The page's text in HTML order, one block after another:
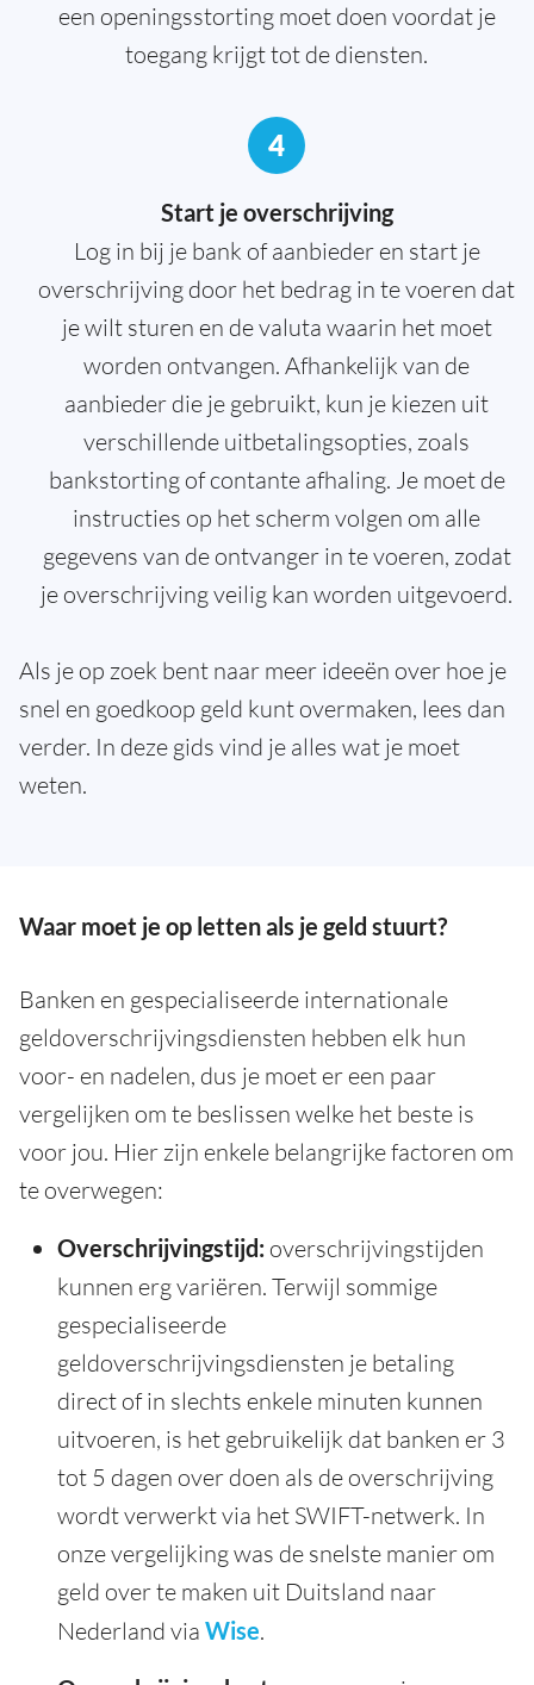
een openingsstorting moet doen voordat je
toegang krijgt tot de diensten.
4
Start je overschrijving
Log in bij je bank of aanbieder en start je
overschrijving door het bedrag in te voeren dat
je wilt sturen en de valuta waarin het moet
worden ontvangen. Afhankelijk van de
aanbieder die je gebruikt, kun je kiezen uit
verschillende uitbetalingsopties, zoals
bankstorting of contante afhaling. Je moet de
instructies op het scherm volgen om alle
gegevens van de ontvanger in te voeren, zodat
je overschrijving veilig kan worden uitgevoerd.
Als je op zoek bent naar meer ideeën over hoe je
snel en goedkoop geld kunt overmaken, lees dan
verder. In deze gids vind je alles wat je moet
weten.
Waar moet je op letten als je geld stuurt?
Banken en gespecialiseerde internationale
geldoverschrijvingsdiensten hebben elk hun
voor- en nadelen, dus je moet er een paar
vergelijken om te beslissen welke het beste is
voor jou. Hier zijn enkele belangrijke factoren om
te overwegen:
Overschrijvingstijd: overschrijvingstijden
kunnen erg variëren. Terwijl sommige
gespecialiseerde
geldoverschrijvingsdiensten je betaling
direct of in slechts enkele minuten kunnen
uitvoeren, is het gebruikelijk dat banken er 3
tot 5 dagen over doen als de overschrijving
wordt verwerkt via het SWIFT-netwerk. In
onze vergelijking was de snelste manier om
geld over te maken uit Duitsland naar
Nederland via Wise.